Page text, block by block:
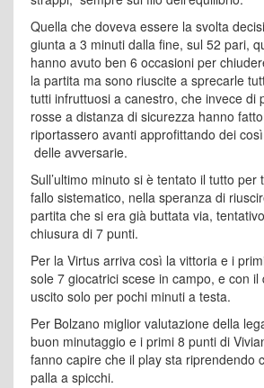
Quella che doveva essere la svolta
giunta a 3 minuti dalla fine, sul 52 pari,
hanno avuto ben 6 occasioni per
la partita ma sono riuscite a sprecarle
tutti infruttuosi a canestro, che invece di
rosse a distanza di sicurezza hanno
riportassero avanti approfittando dei
delle avversarie.
Sull’ultimo minuto si è tentato il tutto per
fallo sistematico, nella speranza di
partita che si era già buttata via,
chiusura di 7 punti.
Per la Virtus arriva così la vittoria e i
sole 7 giocatrici scese in campo, e con il
uscito solo per pochi minuti a testa.
Per Bolzano miglior valutazione della
buon minutaggio e i primi 8 punti di
fanno capire che il play sta riprendendo
palla a spicchi.